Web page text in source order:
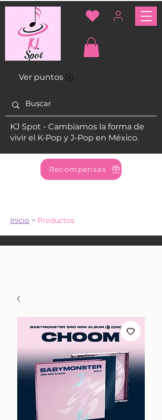
Ver puntos
KJ Spot - Cambiamos la forma de
vivir el K-Pop y J-Pop en México.
Recompensas
Inicio > Productos